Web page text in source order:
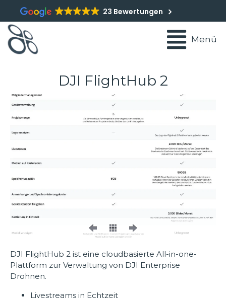
23 Bewertungen
Menü
DJI FlightHub 2
DJI FlightHub 2 ist eine cloudbasierte All-in-one-
Plattform zur Verwaltung von DJI Enterprise
Drohnen.
Livestreams in Echtzeit